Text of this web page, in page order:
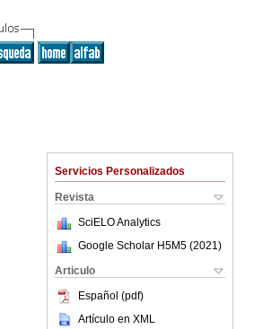
Servicios Personalizados
Revista
SciELO Analytics
Google Scholar H5M5 (2021 )
Articulo
Español (pdf)
Artículo en XML